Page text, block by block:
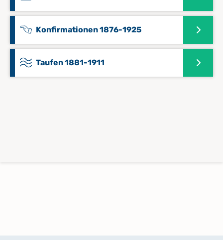
Konfirmationen 1876-1925
Taufen 1881-1911